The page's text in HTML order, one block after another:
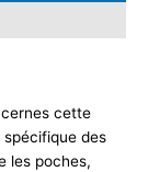
cette
des
les poches,